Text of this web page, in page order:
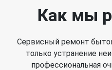
Как мы
Сервисный ремонт
только устранение
профессиональная